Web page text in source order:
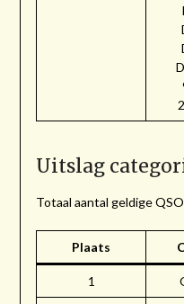
Uitslag
Totaal aantal geldige
Plaats
1